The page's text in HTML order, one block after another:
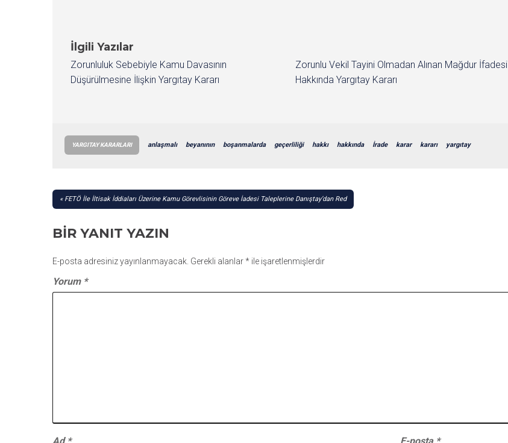
İlgili Yazılar
Zorunluluk Sebebiyle Kamu Davasının
Düşürülmesine İlişkin Yargıtay Kararı
Zorunlu Vekil Tayini Olmadan Alınan Mağdur İfadesi
Hakkında Yargıtay Kararı
YARGITAY KARARLARI anlaşmalı beyanının boşanmalarda geçerliliği hakkı hakkında İrade karar kararı yargıtay
YAZI
FETÖ İle İltisak İddiaları Üzerine Kamu Görevlisinin Göreve İadesi Taleplerine Danıştay’dan Red
BIR YANIT YAZIN
E-posta adresiniz yayınlanmayacak. Gerekli alanlar* ile işaretlenmişlerdir
Yorum *